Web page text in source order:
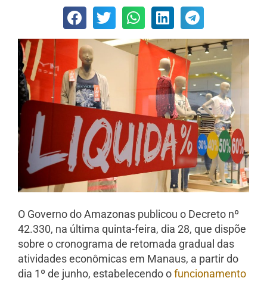
O Governo do Amazonas publicou o Decreto nº
42.330, na última quinta-feira, dia 28, que dispõe
sobre o cronograma de retomada gradual das
atividades econômicas em Manaus, a partir do
dia 1º de junho, estabelecendo ofuncionamento